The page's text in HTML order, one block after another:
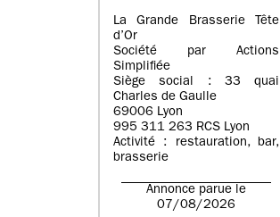
La Grande Brasserie Tête
d’Or
Société par Actions
Simplifiée
Siège social : 33 quai
Charles de Gaulle
69006 Lyon
995 311 263 RCS Lyon
Activité : restauration, bar,
brasserie
Annonce parue le
07/08/2026